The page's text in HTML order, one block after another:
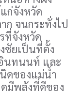
ก่จังหวัด
ก จนกระทั่งไป
ที่จังหวัด
ชัยเป็นที่ตั้ง
นทนนท์ และ
ดของแม่น้ำ
มีพลังที่ดีของ